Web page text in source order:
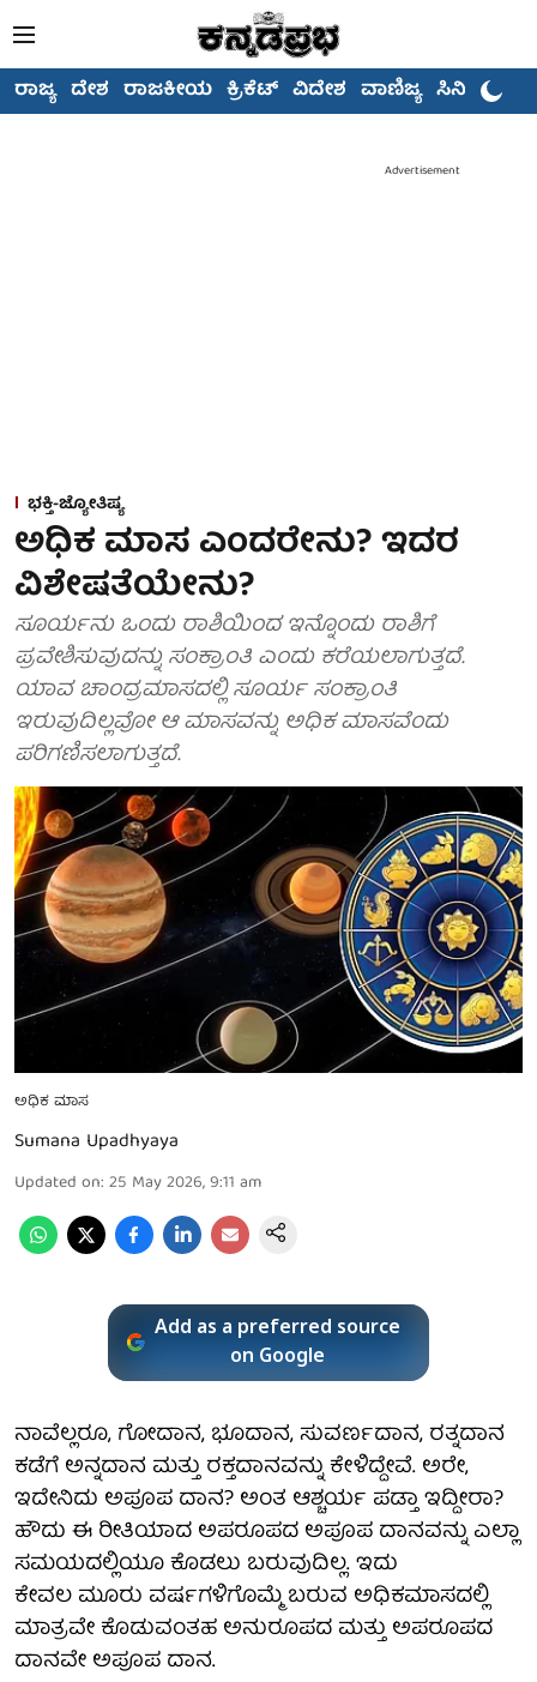
ರಾಜ್ಯ ದೇಶ ರಾಜಕೀಯ ಕ್ರಿಕೆಟ್ ವಿದೇಶ ವಾಣಿಜ್ಯ ಸಿನಿಮಾ
Advertisement
ಭಕ್ತಿ-ಜ್ಯೋತಿಷ್ಯ
ಅಧಿಕ ಮಾಸ ಎಂದರೇನು? ಇದರ
ವಿಶೇಷತೆಯೇನು?
ಸೂರ್ಯನು ಒಂದು ರಾಶಿಯಿಂದ ಇನ್ನೊಂದು ರಾಶಿಗೆ
ಪ್ರವೇಶಿಸುವುದನ್ನು ಸಂಕ್ರಾಂತಿ ಎಂದು ಕರೆಯಲಾಗುತ್ತದೆ.
ಯಾವ ಚಾಂದ್ರಮಾಸದಲ್ಲಿ ಸೂರ್ಯ ಸಂಕ್ರಾಂತಿ
ಇರುವುದಿಲ್ಲವೋ ಆ ಮಾಸವನ್ನು ಅಧಿಕ ಮಾಸವೆಂದು
ಪರಿಗಣಿಸಲಾಗುತ್ತದೆ.
ಅಧಿಕ ಮಾಸ
Sumana Upadhyaya
Updated on: 25 May 2026, 9:11 am
Add as a preferred source
on Google
ನಾವೆಲ್ಲರೂ, ಗೋದಾನ, ಭೂದಾನ, ಸುವರ್ಣದಾನ, ರತ್ನದಾನ
ಕಡೆಗೆ ಅನ್ನದಾನ ಮತ್ತು ರಕ್ತದಾನವನ್ನು ಕೇಳಿದ್ದೇವೆ. ಅರೇ,
ಇದೇನಿದು ಅಪೂಪ ದಾನ? ಅಂತ ಆಶ್ಚರ್ಯ ಪಡ್ತಾ ಇದ್ದೀರಾ?
ಹೌದು ಈ ರೀತಿಯಾದ ಅಪರೂಪದ ಅಪೂಪ ದಾನವನ್ನು ಎಲ್ಲಾ
ಸಮಯದಲ್ಲಿಯೂ ಕೊಡಲು ಬರುವುದಿಲ್ಲ. ಇದು
ಕೇವಲ ಮೂರು ವರ್ಷಗಳಿಗೊಮ್ಮೆ ಬರುವ ಅಧಿಕಮಾಸದಲ್ಲಿ
ಮಾತ್ರವೇ ಕೊಡುವಂತಹ ಅನುರೂಪದ ಮತ್ತು ಅಪರೂಪದ
ದಾನವೇ ಅಪೂಪ ದಾನ.